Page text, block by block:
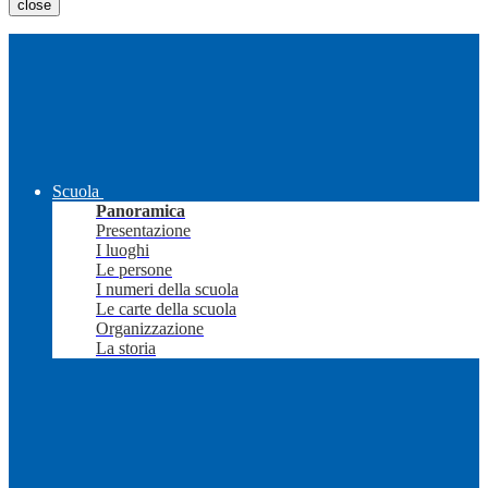
close
Scuola
Panoramica
Presentazione
I luoghi
Le persone
I numeri della scuola
Le carte della scuola
Organizzazione
La storia